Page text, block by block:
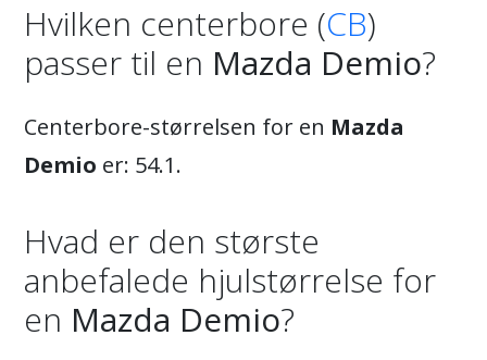
Hvilken centerbore (CB)
passer til en Mazda Demio?
Centerbore-størrelsen for en Mazda
Demio er: 54.1.
Hvad er den største
anbefalede hjulstørrelse for
en Mazda Demio?